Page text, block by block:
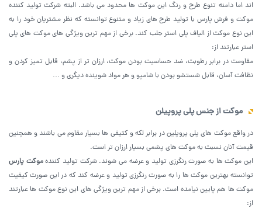
‌اند اما دامنه تنوع طرح و رنگ این موکت ها محدود می باشد. البته شرکت تولید کننده
موکت و فرش پارس با تولید طرح های زیاد و متنوع توانسته که نظر مشتریان خود را به
این نوع موکت از الیاف پلی استر جلب کند. برخی از مهم ترین ویژگی های موکت های پلی
استر عبارتند از:
مقاومت در برابر رطوبت، ضد حساسیت بودن موکت، ارزان تر از پشم، قابل تمیز کردن و
نظافت آسان، قابل شستشو بودن با شامپو و هر مواد شوینده دیگری و …
موکت از جنس پلی پروپیلن
در واقع موکت های پلی پروپلین در برابر لکه و کثیفی ها بسیار مقاوم می باشند و همچنین
قیمت آنان نسبت به موکت های پشمی بسیار ارزان تر است.
این موکت ها به صورت رنگرزی تولید و عرضه می شوند. شرکت تولید کنندهموکت پارس
توانسته بهترین موکت ها را به صورت رنگرزی تولید و عرضه کند که در این صورت کیفیت
موکت ها هم پایین نیامده است. برخی از مهم ترین ویژگی های این نوع موکت ها عبارتند
از: